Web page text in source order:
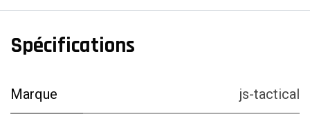
Spécifications
Marque js-tactical